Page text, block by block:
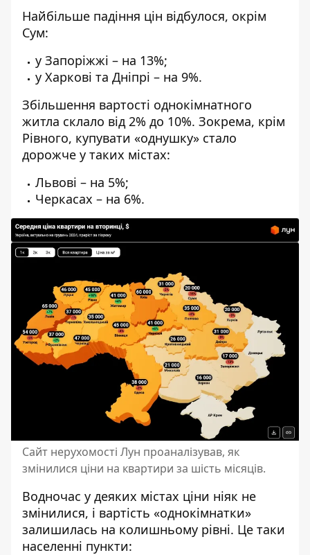
Найбільше падіння цін відбулося, окрім
Сум:
у Запоріжжі – на 13%;
у Харкові та Дніпрі – на 9%.
Збільшення вартості однокімнатного
житла склало від 2% до 10%. Зокрема, крім
Рівного, купувати «однушку» стало
дорожче у таких містах:
Львові – на 5%;
Черкасах – на 6%.
Сайт нерухомості Лун проаналізував, як
змінилися ціни на квартири за шість місяців.
Водночас у деяких містах ціни ніяк не
змінилися, і вартість «однокімнатки»
залишилась на колишньому рівні. Це таки
населенні пункти: